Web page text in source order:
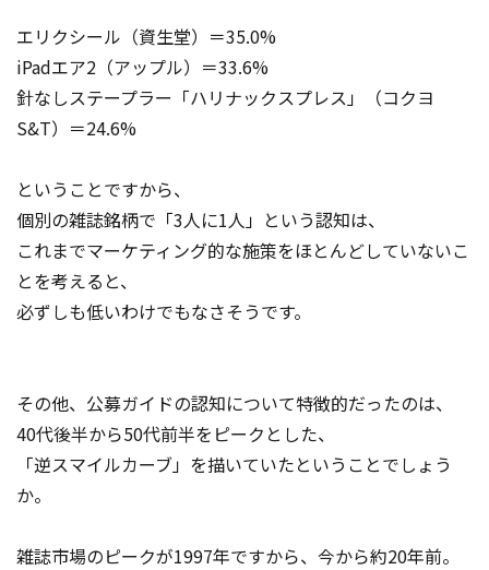
エリクシール（資生堂）＝35.0%
iPadエア2（アップル）＝33.6%
針なしステープラー「ハリナックスプレス」（コクヨ
S&T）＝24.6%
ということですから、
個別の雑誌銘柄で「3人に1人」という認知は、
これまでマーケティング的な施策をほとんどしていないこ
とを考えると、
必ずしも低いわけでもなさそうです。
その他、公募ガイドの認知について特徴的だったのは、
40代後半から50代前半をピークとした、
「逆スマイルカーブ」を描いていたということでしょう
か。
雑誌市場のピークが1997年ですから、今から約20年前。